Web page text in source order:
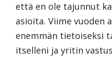
että en ole tajunnut
asioita. Viime vuoden
enemmän tietoiseksi
itselleni ja yritin